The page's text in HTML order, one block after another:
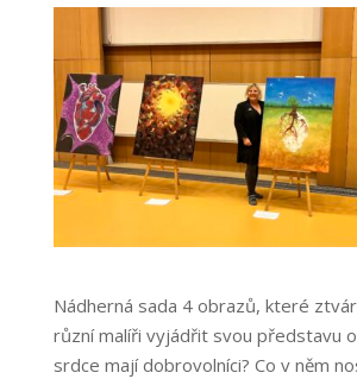
Nádherná sada 4 obrazů, které
různí malíři vyjádřit svou představu
srdce mají dobrovolníci? Co v něm